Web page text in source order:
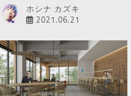
ン決定ホシナ カズキ
2021.06.21